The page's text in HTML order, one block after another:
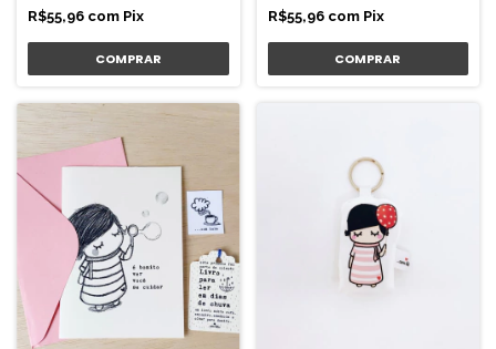
R$55,96 com Pix R$55,96 com Pix